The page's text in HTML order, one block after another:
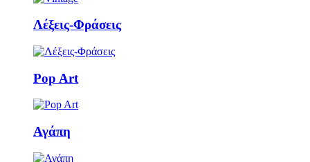
Λέξεις-Φράσεις
Pop Art
Αγάπη